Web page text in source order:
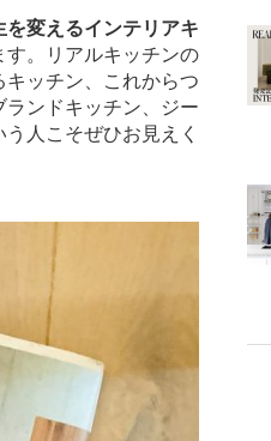
変えるインテリアキ
。リアルキッチンの
ッチン、これからつ
ンドキッチン、ジー
人こそぜひお見えく